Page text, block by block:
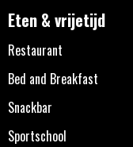
Eten & vrijetijd
Restaurant
Bed and Breakfast
Snackbar
Sportschool